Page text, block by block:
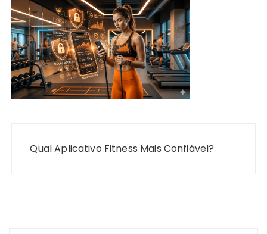
Qual Aplicativo Fitness Mais Confiável?